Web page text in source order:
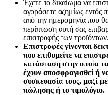
Έχετε το δικαίωμα να
αγοράσετε αζημίως εντός
από την ημερομηνία που
περίπτωση αυτή σας
επιστροφής των προϊόντων.
Επιστροφές γίνονται
που επιθυμείτε να
κατάσταση στην οποία
έχουν αποσφραγισθεί ή
συσκευασία τους, μαζί
πώλησης ή το τιμολόγιο.